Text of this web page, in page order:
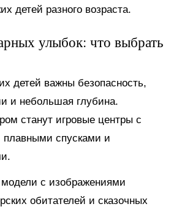
детей разного возраста.
улыбок: что выбрать
детей важны безопасность,
и небольшая глубина.
станут игровые центры с
плавными спусками и
с изображениями
обитателей и сказочных